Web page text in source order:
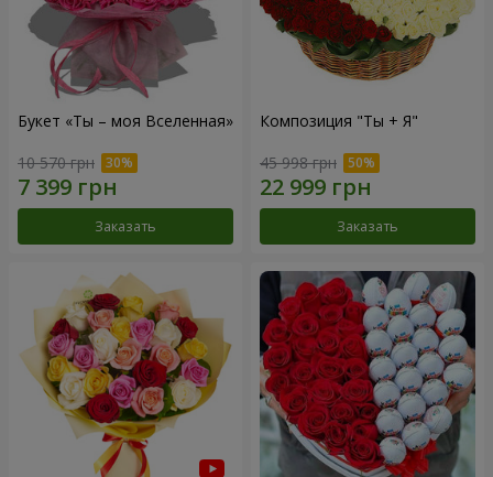
Букет «Ты – моя Вселенная»
10 570 грн
Заказать
Композиция "Ты + Я"
45 998 грн
Заказать